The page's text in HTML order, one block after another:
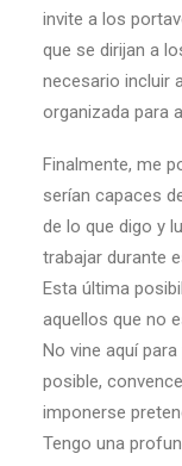
invite a los
que se dirijan a
necesario incluir
organizada para
Finalmente, me
serían capaces
de lo que digo y
trabajar durante
Esta última
aquellos que no
No vine aquí
posible,
imponerse
Tengo una